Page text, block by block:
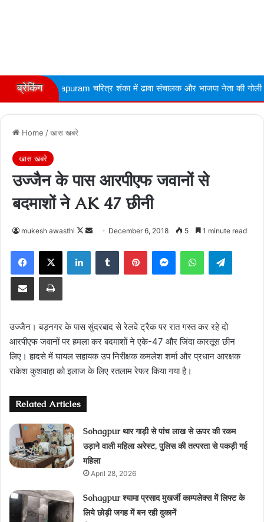
ब्रेकिंग
चरित्र शंका में ढावा संचालक और भाजपा नेता की गोली मारकर हत्या
Home /खास खबरे
खास खबरे
उज्जैन के पास आरपीएफ जवानों से
बदमाशों ने AK 47 छीनी
mukesh awasthi
Follow
Send
email
December 6, 2018 5 1 minute read
Facebook
X LinkedInTumblr PinterestMessengerWhatsApp
Share via Email Print
उज्जैन। बड़नगर के पास सुंदरबाद से रेलवे ट्रैक पर रात गस्त कर रहे दो
आरपीएफ जवानों पर हमला कर बदमाशों ने एके-47 और जिंदा कारतूस छीन
लिए। हादसे में घायल सहायक उप निरीक्षक कमलेश शर्मा और प्रधान आरक्षक
राकेश कुशवाहा को इलाज के लिए रतलाम रेफर किया गया है।
Related Articles
Sohagpur थार गाड़ी से पांच लाख से ऊपर की रकम
उड़ाने वाली महिला अरेस्ट, पुलिस की तत्परता से पकड़ी गई
महिला
April 28, 2026
Sohagpur श्यामा प्रसाद मुखर्जी काम्पलेक्स में लिफ्ट के
लिये छोड़ी जगह में बन रही दुकानें